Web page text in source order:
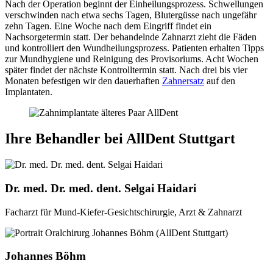
Nach der Operation beginnt der Einheilungsprozess. Schwellungen
verschwinden nach etwa sechs Tagen, Blutergüsse nach ungefähr
zehn Tagen. Eine Woche nach dem Eingriff findet ein
Nachsorgetermin statt. Der behandelnde Zahnarzt zieht die Fäden
und kontrolliert den Wundheilungsprozess. Patienten erhalten Tipps
zur Mundhygiene und Reinigung des Provisoriums. Acht Wochen
später findet der nächste Kontrolltermin statt. Nach drei bis vier
Monaten befestigen wir den dauerhaften Zahnersatz auf den
Implantaten.
Ihre Behandler bei AllDent Stuttgart
Dr. med. Dr. med. dent. Selgai Haidari
Facharzt für Mund-Kiefer-Gesichtschirurgie, Arzt & Zahnarzt
Johannes Böhm